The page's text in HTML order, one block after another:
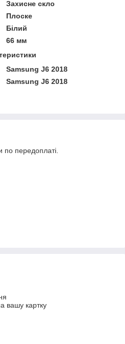
Захисне скло
Плоске
Білий
66 мм
Samsung J6 2018
Samsung J6 2018
по передоплаті.
вашу картку